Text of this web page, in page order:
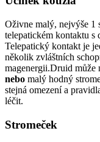
Oživne malý, nejvýše 1
telepatickém kontaktu
Telepatický kontakt je
několik zvláštních
magenergii.Druid
nebo malý hodný
stejná omezení a
léčit.
Stromeček